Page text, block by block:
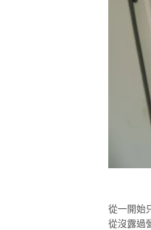
從一開始
從沒露過